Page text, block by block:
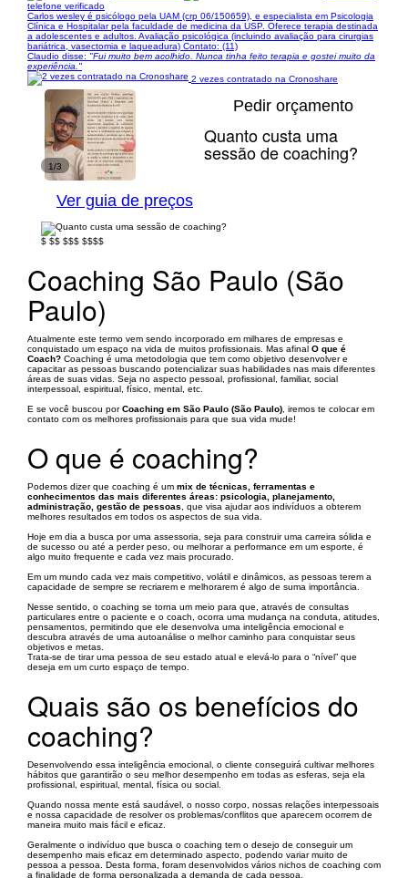
telefone verificado
Carlos wesley é psicólogo pela UAM (crp 06/150659), e especialista em Psicologia
Clínica e Hospitalar pela faculdade de medicina da USP. Oferece terapia destinada
a adolescentes e adultos. Avaliação psicológica (incluindo avaliação para cirurgias
bariátrica, vasectomia e laqueadura) Contato: (11)
Claudio disse: "Fui muito bem acolhido. Nunca tinha feito terapia e gostei muito da
experiência."
2 vezes contratado na Cronoshare
1/3
Pedir orçamento
Quanto custa uma
sessão de coaching?
Ver guia de preços
$ $$ $$$ $$$$
Coaching São Paulo (São
Paulo)
Atualmente este termo vem sendo incorporado em milhares de empresas e
conquistado um espaço na vida de muitos profissionais. Mas afinal O que é
Coach? Coaching é uma metodologia que tem como objetivo desenvolver e
capacitar as pessoas buscando potencializar suas habilidades nas mais diferentes
áreas de suas vidas. Seja no aspecto pessoal, profissional, familiar, social
interpessoal, espiritual, físico, mental, etc.
E se você buscou porCoaching em São Paulo (São Paulo) , iremos te colocar em
contato com os melhores profissionais para que sua vida mude!
O que é coaching?
Podemos dizer que coaching é um mix de técnicas, ferramentas e
conhecimentos das mais diferentes áreas: psicologia, planejamento,
administração, gestão de pessoas , que visa ajudar aos indivíduos a obterem
melhores resultados em todos os aspectos de sua vida.
Hoje em dia a busca por uma assessoria, seja para construir uma carreira sólida e
de sucesso ou até a perder peso, ou melhorar a performance em um esporte, é
algo muito frequente e cada vez mais procurado.
Em um mundo cada vez mais competitivo, volátil e dinâmicos, as pessoas terem a
capacidade de sempre se recriarem e melhorarem é algo de suma importância.
Nesse sentido, o coaching se torna um meio para que, através de consultas
particulares entre o paciente e o coach, ocorra uma mudança na conduta, atitudes,
pensamentos, permitindo que ele desenvolva uma inteligência emocional e
descubra através de uma autoanálise o melhor caminho para conquistar seus
objetivos e metas.
Trata-se de tirar uma pessoa de seu estado atual e elevá-lo para o “nível” que
deseja em um curto espaço de tempo.
Quais são os benefícios do
coaching?
Desenvolvendo essa inteligência emocional, o cliente conseguirá cultivar melhores
hábitos que garantirão o seu melhor desempenho em todas as esferas, seja ela
profissional, espiritual, mental, física ou social.
Quando nossa mente está saudável, o nosso corpo, nossas relações interpessoais
e nossa capacidade de resolver os problemas/conflitos que aparecem ocorrem de
maneira muito mais fácil e eficaz.
Geralmente o indivíduo que busca o coaching tem o desejo de conseguir um
desempenho mais eficaz em determinado aspecto, podendo variar muito de
pessoa a pessoa. Desta forma, foram desenvolvidos vários nichos de coaching com
a finalidade de forma personalizada a demanda de cada pessoa.